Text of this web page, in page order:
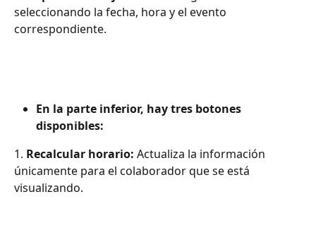
seleccionando la fecha, hora y el evento
correspondiente.
En la parte inferior, hay tres botones
disponibles:
1. Recalcular horario: Actualiza la información
únicamente para el colaborador que se está
visualizando.